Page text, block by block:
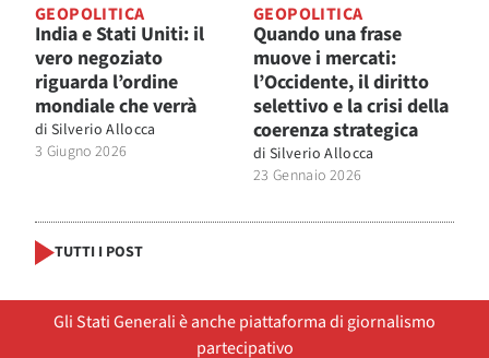
GEOPOLITICA
India e Stati Uniti: il
vero negoziato
riguarda l’ordine
mondiale che verrà
di Silverio Allocca
3 Giugno 2026
GEOPOLITICA
Quando una frase
muove i mercati:
l’Occidente, il diritto
selettivo e la crisi della
coerenza strategica
di Silverio Allocca
23 Gennaio 2026
TUTTI I POST
Gli Stati Generali è anche piattaforma di giornalismo
partecipativo